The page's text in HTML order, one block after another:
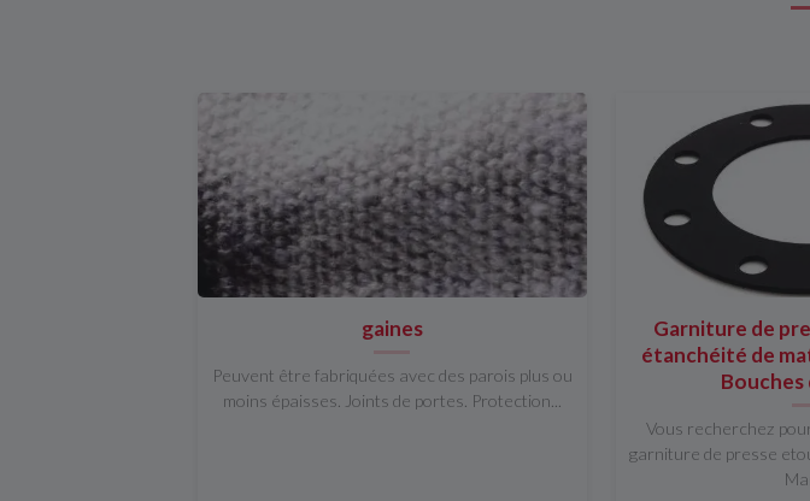
gaines
Peuvent être fabriquées avec des parois plus ou
moins épaisses. Joints de portes. Protection...
Garniture de
étanchéité de
Bouches
Vous recherchez
garniture de presse